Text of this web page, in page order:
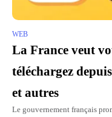
WEB
La France veut
téléchargez
et autres
Le gouvernement français